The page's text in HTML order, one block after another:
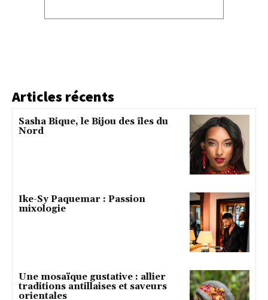
Articles récents
Sasha Bique, le Bijou des îles du
Nord
Ike-Sy Paquemar : Passion
mixologie
Une mosaïque gustative : allier
traditions antillaises et saveurs
orientales